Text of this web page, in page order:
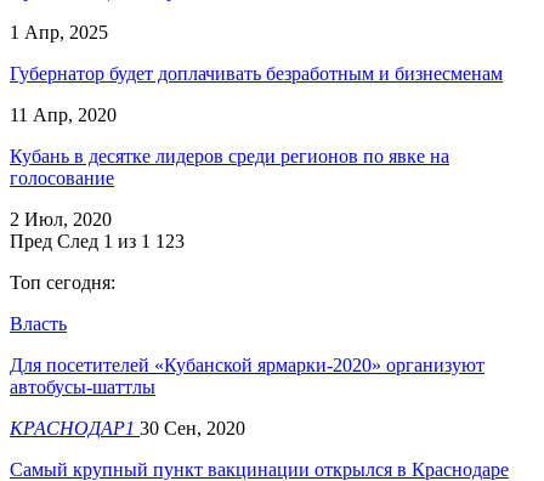
1 Апр, 2025
Губернатор будет доплачивать безработным и бизнесменам
11 Апр, 2020
Кубань в десятке лидеров среди регионов по явке на
голосование
2 Июл, 2020
Пред След 1 из 1 123
Топ сегодня:
Власть
Для посетителей «Кубанской ярмарки-2020» организуют
автобусы-шаттлы
КРАСНОДАР1 30 Сен, 2020
​Самый крупный пункт вакцинации открылся в Краснодаре